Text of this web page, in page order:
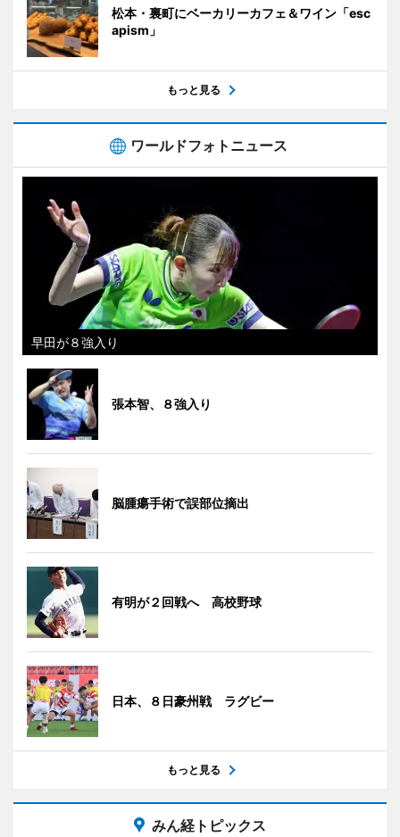
松本・裏町にベーカリーカフェ＆ワイン「esc
apism」
もっと見る
ワールドフォトニュース
早田が８強入り
張本智、８強入り
脳腫瘍手術で誤部位摘出
有明が２回戦へ 高校野球
日本、８日豪州戦 ラグビー
もっと見る
みん経トピックス